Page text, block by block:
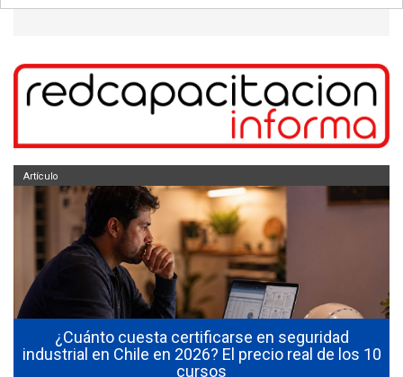
¿Cuánto cuesta certificarse en seguridad
industrial en Chile en 2026? El precio real de los 10
cursos
Artículo